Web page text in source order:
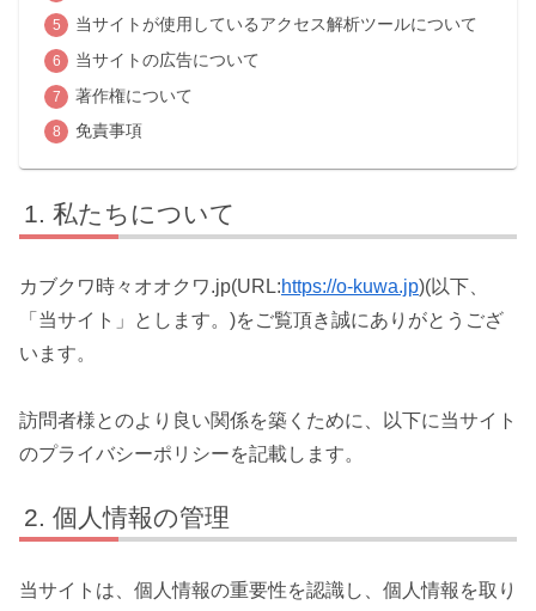
当サイトが使用しているアクセス解析ツールについて
当サイトの広告について
著作権について
免責事項
私たちについて
カブクワ時々オオクワ.jp(URL:https://o-kuwa.jp)(以下、
「当サイト」とします。)をご覧頂き誠にありがとうござ
います。
訪問者様とのより良い関係を築くために、以下に当サイト
のプライバシーポリシーを記載します。
個人情報の管理
当サイトは、個人情報の重要性を認識し、個人情報を取り